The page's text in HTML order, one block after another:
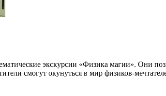
экскурсии «Физика магии». Они
смогут окунуться в мир физиков-